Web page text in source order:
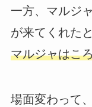
一方、マルジ
が来てくれた
マルジャはこ
場面変わって